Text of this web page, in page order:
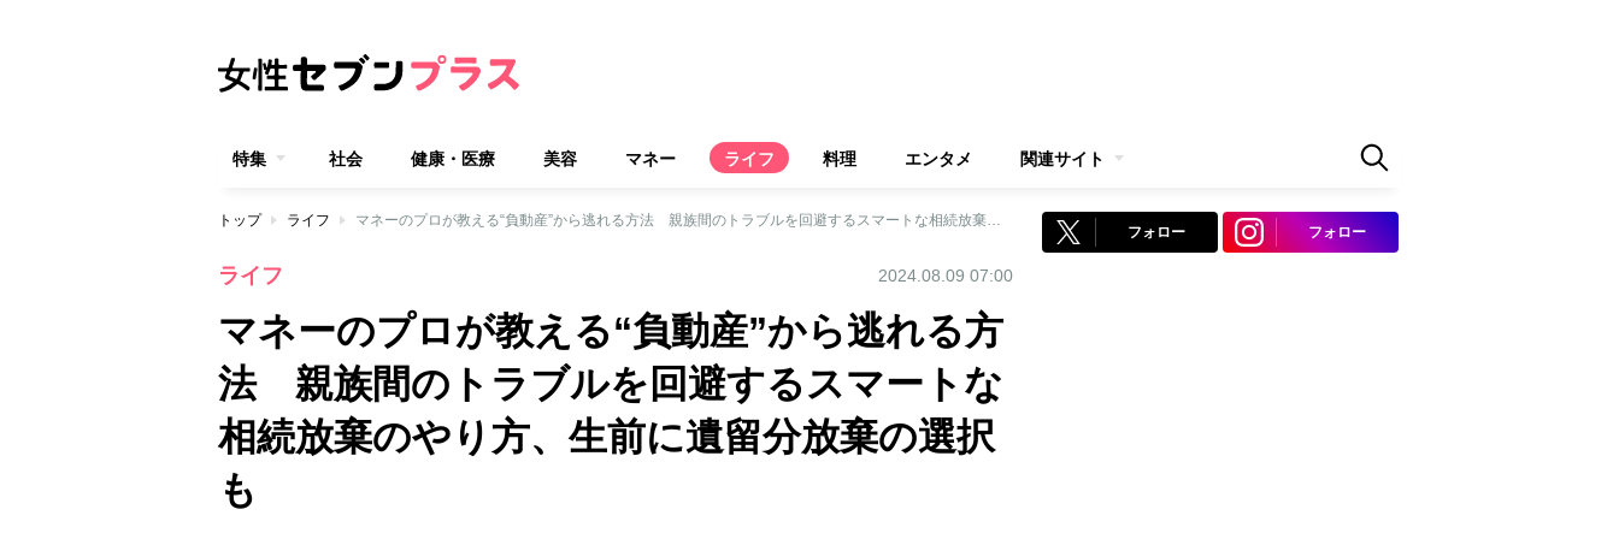
特集 社会 健康・医療 美容 マネー ライフ 料理 エンタメ 関連サイト
トップ ライフ マネーのプロが教える“負動産”から逃れる方法 親族間のトラブルを回避するスマートな相続放棄のやり方、生前に遺留分放棄の選択も
ライフ 2024.08.09 07:00
マネーのプロが教える“負動産”から逃れる方
法 親族間のトラブルを回避するスマートな
相続放棄のやり方、生前に遺留分放棄の選択
も
フォロー フォロー